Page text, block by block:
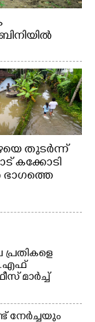
തുടർന്ന്
കക്കോടി
മാർച്ച്